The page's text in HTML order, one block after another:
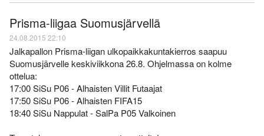
Prisma-liigaa Suomusjärvellä
24.08.2015 22:10
Jalkapallon Prisma-liigan ulkopaikkakuntakierros saapuu
Suomusjärvelle keskiviikkona 26.8. Ohjelmassa on kolme
ottelua:
17:00 SiSu P06 - Alhaisten Villit Futaajat
17:50 SiSu P06 - Alhaisten FIFA15
18:40 SiSu Nappulat - SalPa P05 Valkoinen